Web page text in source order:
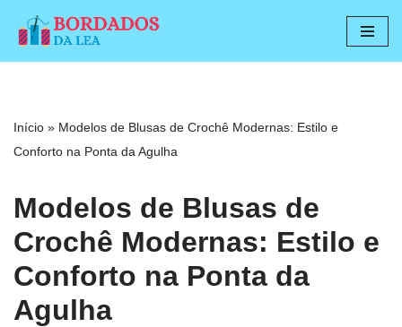
Pular
conteúdo
Início » Modelos de Blusas de Crochê Modernas: Estilo e
Conforto na Ponta da Agulha
Modelos de Blusas de
Crochê Modernas: Estilo e
Conforto na Ponta da
Agulha